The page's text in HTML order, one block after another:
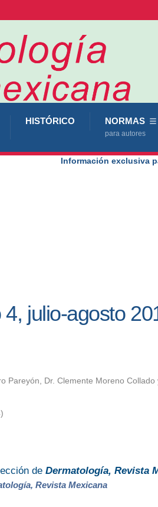
HISTÓRICO NORMAS
para autores
Información exclusiva
julio-agosto
Pareyón, Dr. Clemente Moreno
de Dermatología, Revista
Revista Mexicana